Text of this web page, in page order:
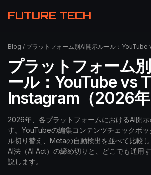
FUTURE TECH
Blog / プラットフォーム別AI開示ルール：YouTube vs
プラットフォーム
ール：YouTube vs
Instagram（2026年
2026年、各プラットフォームにおけるAI開
す。YouTubeの編集コンテンツチェックボ
ル切り替え、Metaの自動検出を並べて比較
AI法（AI Act）の締め切りと、どこでも通用
説します。